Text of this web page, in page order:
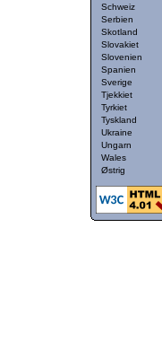
Schweiz
Serbien
Skotland
Slovakiet
Slovenien
Spanien
Sverige
Tjekkiet
Tyrkiet
Tyskland
Ukraine
Ungarn
Wales
Østrig